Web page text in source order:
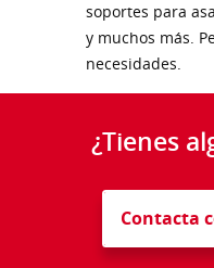
soportes para
y muchos más.
necesidades.
¿Tienes
Contacta